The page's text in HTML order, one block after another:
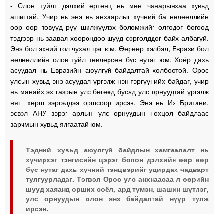
- Олон туйлт дэлхий ертөнц нь мөн чанарынхаа хувьд
ашигтай. Учир нь энэ нь анхаарлыг хүчний ба нөлөөллийн
өөр өөр төвүүд рүү шилжүүлэх боломжийг олгодог бөгөөд
тэдгээр нь заавал хоорондоо шууд сөргөлддөг байх албагүй.
Энэ бол эхний гол чухал цэг юм. Өөрөөр хэлбэл, Еврази бол
нөлөөллийн олон туйл төвлөрсөн бүс нутаг юм. Хоёр дахь
асуудал нь Евразийн аюулгүй байдалтай холбоотой. Орос
улсын хувьд энэ асуудал үргэлж нэн тэргүүнийх байдаг, учир
нь манайх эх газрын улс бөгөөд бусад улс орнуудтай үргэлж
нягт хөрш зэргэлдээ оршсоор ирсэн. Энэ нь Их Британи,
эсвэл АНУ зэрэг арлын улс орнуудын нөхцөл байдлаас
зарчмын хувьд ялгаатай юм.
Тэдний хувьд аюулгүй байдлын хамгаалалт нь
хүчирхэг тэнгисийн цэрэг болон дэлхийн өөр өөр
бүс нутаг дахь хүчний тэнцвэрийг удирдах чадварт
тулгуурладаг. Тэгвэл Орос улс анхнаасаа л өөрийн
шууд хаяанд орших соёл, ард түмэн, шашин шүтлэг,
улс орнуудын олон янз байдалтай нүүр тулж
ирсэн.